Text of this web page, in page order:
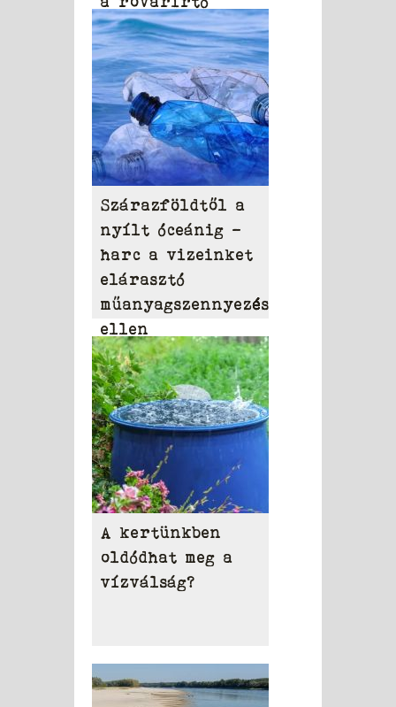
szerek
Szárazföldtől a
nyílt óceánig –
harc a vizeinket
elárasztó
műanyagszennyezés
ellen
A kertünkben
oldódhat meg a
vízválság?